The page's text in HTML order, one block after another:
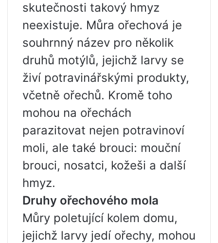
skutečnosti takový hmyz
neexistuje. Můra ořechová je
souhrnný název pro několik
druhů motýlů, jejichž larvy se
živí potravinářskými produkty,
včetně ořechů. Kromě toho
mohou na ořechách
parazitovat nejen potravinoví
moli, ale také brouci: mouční
brouci, nosatci, kožeši a další
hmyz.
Druhy ořechového mola
Můry poletující kolem domu,
jejichž larvy jedí ořechy, mohou